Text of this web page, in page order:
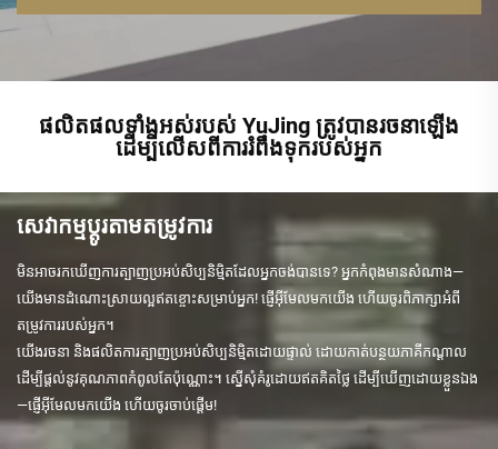
ផលិតផលទាំងអស់របស់ YuJing ត្រូវបានរចនាឡើង
ដើម្បីលើសពីការរំពឹងទុករបស់អ្នក
សេវាកម្មប្តូរតាមតម្រូវការ
មិនអាចរកឃើញការត្បាញប្រអប់សិប្បនិម្មិតដែលអ្នកចង់បានទេ? អ្នកកំពុងមានសំណាង—
យើងមានដំណោះស្រាយល្អឥតខ្ចោះសម្រាប់អ្នក! ផ្ញើអ៊ីមែលមកយើង ហើយចូរពិភាក្សាអំពី
តម្រូវការរបស់អ្នក។
យើងរចនា និងផលិតការត្បាញប្រអប់សិប្បនិម្មិតដោយផ្ទាល់ ដោយកាត់បន្ថយភាគីកណ្ដាល
ដើម្បីផ្តល់នូវគុណភាពកំពូលតែប៉ុណ្ណោះ។ ស្នើសុំគំរូដោយឥតគិតថ្លៃ ដើម្បីឃើញដោយខ្លួនឯង
—ផ្ញើអ៊ីមែលមកយើង ហើយចូរចាប់ផ្តើម!